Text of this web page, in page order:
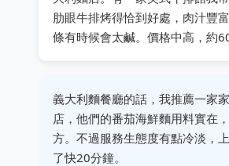
肋眼牛排烤得恰到好處，肉汁豐
條有時候會太鹹。價格中高，約
義大利麵餐廳的話，我推薦一家
店，他們的番茄海鮮麵用料實在
方。不過服務生態度有點冷淡，
了快20分鐘。